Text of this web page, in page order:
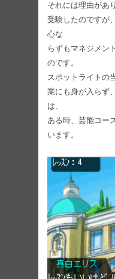
それには理由があ
受験したのですが
心な
らずもマネジメン
のです。
スポットライト
業にも身が入らず
は、
ある時、芸能コー
います。